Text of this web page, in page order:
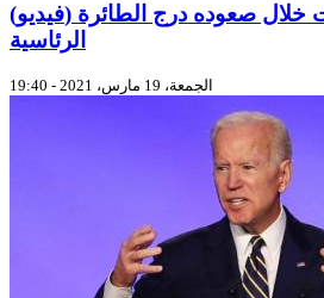
(فيديو) بايدن يسقط 3 مرّات خلال صعوده درج الطائرة
الرئاسية
الجمعة، 19 مارس، 2021 - 19:40